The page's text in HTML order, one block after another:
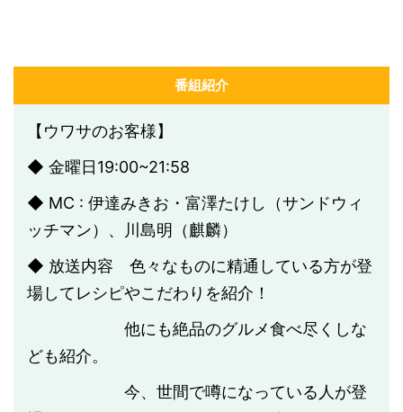
番組紹介
【ウワサのお客様】
◆ 金曜日19:00~21:58
◆ MC : 伊達みきお・富澤たけし（サンドウィ
ッチマン）、川島明（麒麟）
◆ 放送内容 色々なものに精通している方が登
場してレシピやこだわりを紹介！
他にも絶品のグルメ食べ尽くしな
ども紹介。
今、世間で噂になっている人が登